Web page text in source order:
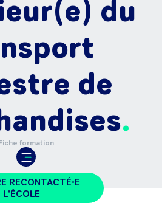
du
de
formation
RECONTACTÉ•E
L'ÉCOLE